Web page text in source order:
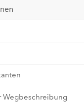
Wegbeschreibung